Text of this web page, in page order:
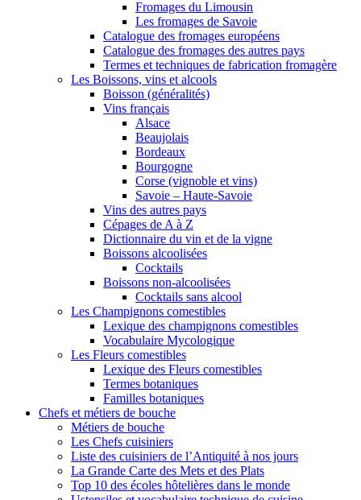
Fromages du Limousin
Les fromages de Savoie
Catalogue des fromages européens
Catalogue des fromages des autres pays
Termes et techniques de fabrication fromagère
Les Boissons, vins et alcools
Boisson (généralités)
Vins français
Alsace
Beaujolais
Bordeaux
Bourgogne
Corse (vignoble et vins)
Savoie – Haute-Savoie
Vins des autres pays
Cépages de A à Z
Dictionnaire du vin et de la vigne
Boissons alcoolisées
Cocktails
Boissons non-alcoolisées
Cocktails sans alcool
Les Champignons comestibles
Lexique des champignons comestibles
Vocabulaire Mycologique
Les Fleurs comestibles
Lexique des Fleurs comestibles
Termes botaniques
Familles botaniques
Chefs et métiers de bouche
Métiers de bouche
Les Chefs cuisiniers
Liste des cuisiniers de l’Antiquité à nos jours
La Grande Carte des Mets et des Plats
Top 10 des écoles hôtelières dans le monde